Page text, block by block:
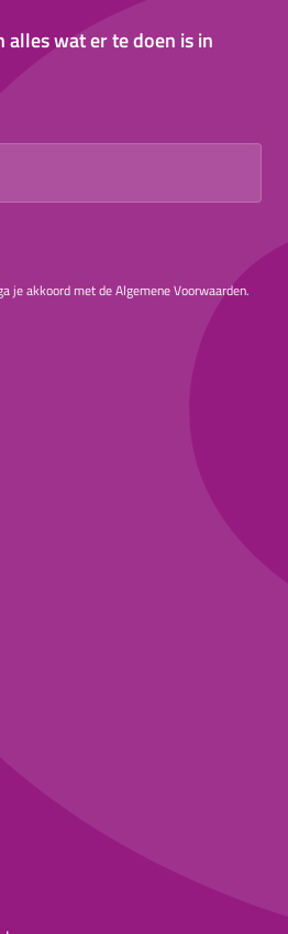
alles wat er te doen is in
je akkoord met de Algemene Voorwaarden.